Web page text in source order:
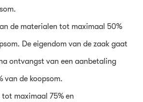
de materialen tot maximaal 50%
De eigendom van de zaak gaat
ontvangst van een aanbetaling
van de koopsom.
tot maximaal 75% en